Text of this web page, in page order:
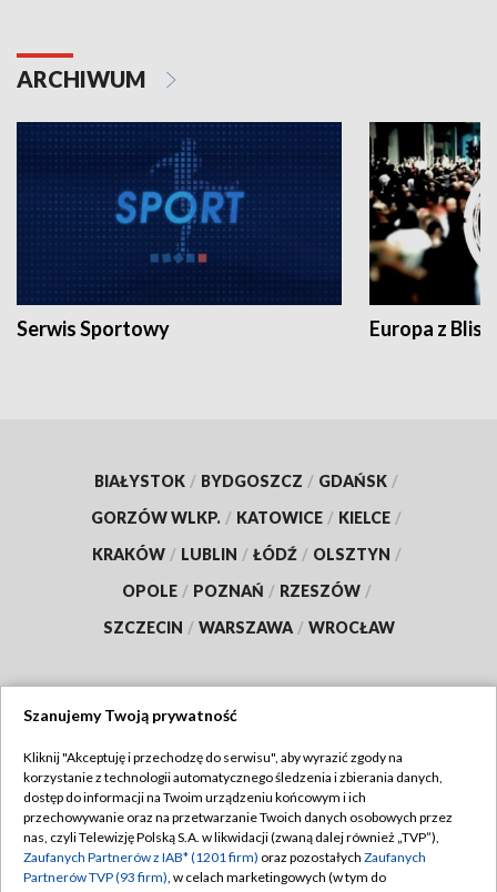
ARCHIWUM
Serwis Sportowy Europa z
BIAŁYSTOK / BYDGOSZCZ / GDAŃSK /
GORZÓW WLKP. / KATOWICE / KIELCE /
KRAKÓW / LUBLIN / ŁÓDŹ / OLSZTYN /
OPOLE / POZNAŃ / RZESZÓW /
SZCZECIN / WARSZAWA / WROCŁAW
TVP
Abonament TVP
Emisja w TVP
Regulamin TVP
Polityka prywatności
Szanujemy Twoją prywatność
Kliknij "Akceptuję i przechodzę do serwisu", aby wyrazić zgody na
korzystanie z technologii automatycznego śledzenia i zbierania danych,
dostęp do informacji na Twoim urządzeniu końcowym i ich
przechowywanie oraz na przetwarzanie Twoich danych osobowych przez
nas, czyli Telewizję Polską S.A. w likwidacji (zwaną dalej również „TVP”),
Zaufanych Partnerów z IAB* (1201 firm) oraz pozostałych Zaufanych
Partnerów TVP (93 firm), w celach marketingowych (w tym do